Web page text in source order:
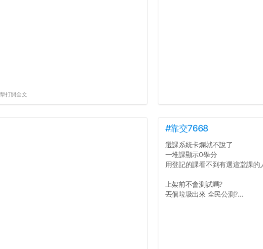
打開全文
#靠交7668
選課系統卡爛就不說了
一堆課顯示0學分
用登記的課看不到有選這堂課的
上架前不會測試嗎?
丟個垃圾出來 全民公測?...